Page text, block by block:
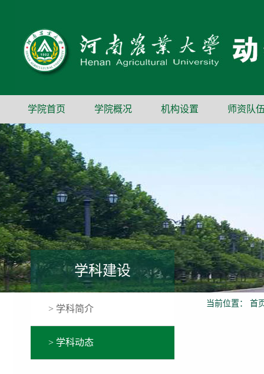
学院首页 学院概况 机构设置 师资队
学科建设
> 学科简介
> 学科动态
当前位置： 首